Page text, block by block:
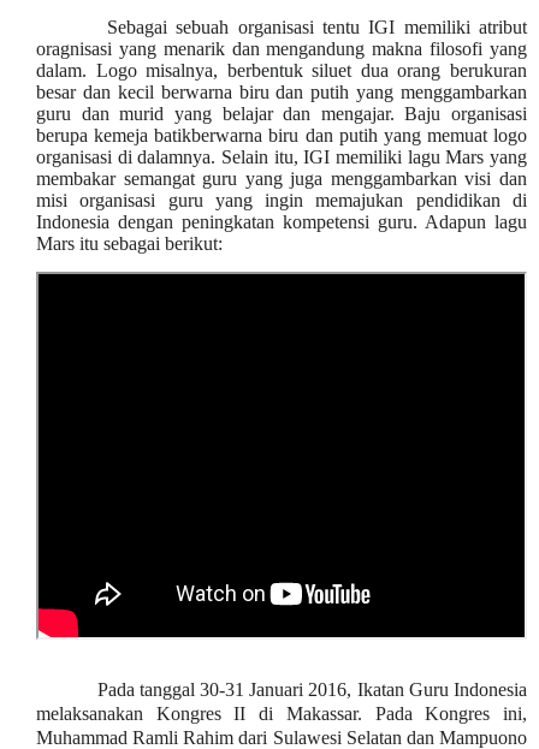
Sebagai sebuah organisasi tentu IGI memiliki atribut
oragnisasi yang menarik dan mengandung makna filosofi yang
dalam. Logo misalnya, berbentuk siluet dua orang berukuran
besar dan kecil berwarna biru dan putih yang menggambarkan
guru dan murid yang belajar dan mengajar. Baju organisasi
berupa kemeja batikberwarna biru dan putih yang memuat logo
organisasi di dalamnya. Selain itu, IGI memiliki lagu Mars yang
membakar semangat guru yang juga menggambarkan visi dan
misi organisasi guru yang ingin memajukan pendidikan di
Indonesia dengan peningkatan kompetensi guru. Adapun lagu
Mars itu sebagai berikut:
Pada tanggal 30-31 Januari 2016, Ikatan Guru Indonesia
melaksanakan Kongres II di Makassar. Pada Kongres ini,
Muhammad Ramli Rahim dari Sulawesi Selatan dan Mampuono